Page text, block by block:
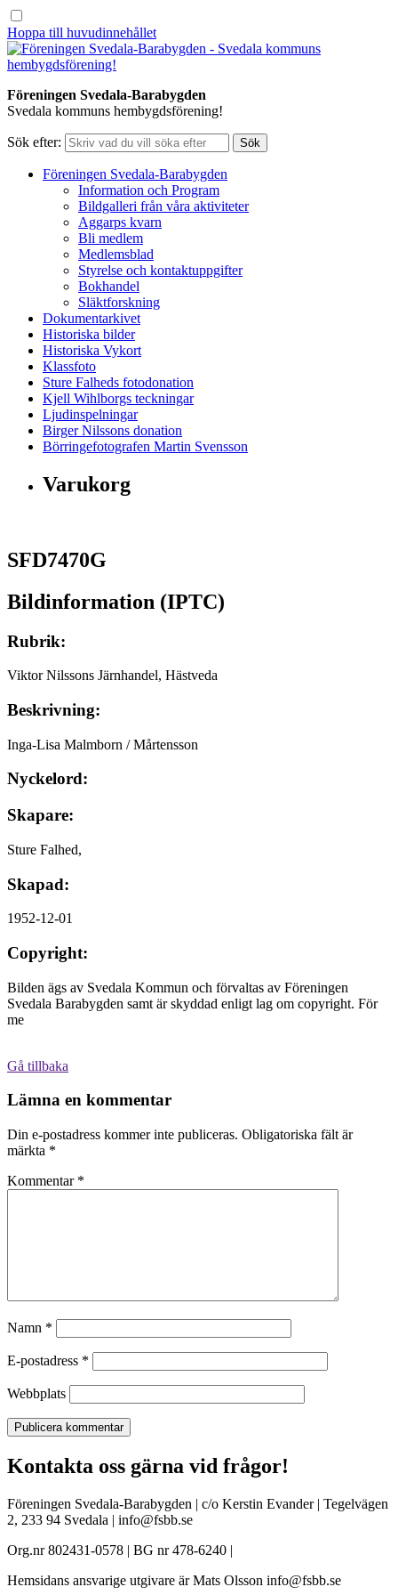
Hoppa till huvudinnehållet
Föreningen Svedala-Barabygden
Svedala kommuns hembygdsförening!
Sök efter:
Föreningen Svedala-Barabygden
Information och Program
Bildgalleri från våra aktiviteter
Aggarps kvarn
Bli medlem
Medlemsblad
Styrelse och kontaktuppgifter
Bokhandel
Släktforskning
Dokumentarkivet
Historiska bilder
Historiska Vykort
Klassfoto
Sture Falheds fotodonation
Kjell Wihlborgs teckningar
Ljudinspelningar
Birger Nilssons donation
Börringefotografen Martin Svensson
Varukorg
SFD7470G
Bildinformation (IPTC)
Rubrik:
Viktor Nilssons Järnhandel, Hästveda
Beskrivning:
Inga-Lisa Malmborn / Mårtensson
Nyckelord:
Skapare:
Sture Falhed,
Skapad:
1952-12-01
Copyright:
Bilden ägs av Svedala Kommun och förvaltas av Föreningen
Svedala Barabygden samt är skyddad enligt lag om copyright. För
me
Gå tillbaka
Lämna en kommentar
Din e-postadress kommer inte publiceras. Obligatoriska fält är
märkta *
Kommentar *
Namn *
E-postadress *
Webbplats
Kontakta oss gärna vid frågor!
Föreningen Svedala-Barabygden | c/o Kerstin Evander | Tegelvägen
2, 233 94 Svedala | info@fsbb.se
Org.nr 802431-0578 | BG nr 478-6240 |
Hemsidans ansvarige utgivare är Mats Olsson info@fsbb.se